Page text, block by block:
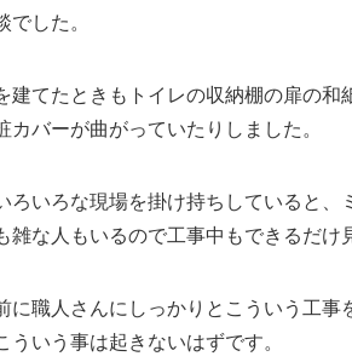
でした。
建てたときもトイレの収納棚の扉の和
カバーが曲がっていたりしました。
ろいろな現場を掛け持ちしていると、
雑な人もいるので工事中もできるだけ
に職人さんにしっかりとこういう工
ういう事は起きないはずです。